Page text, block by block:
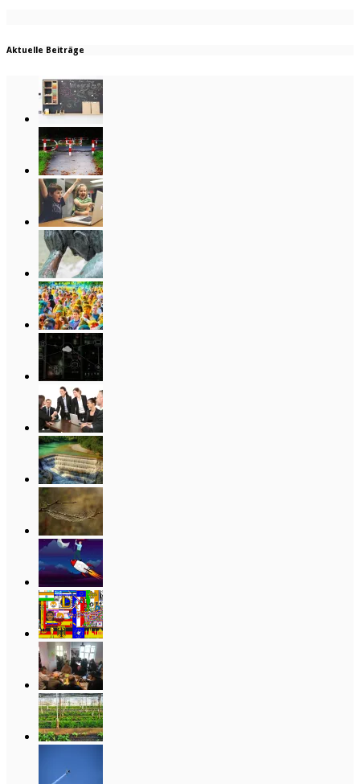
Aktuelle Beiträge